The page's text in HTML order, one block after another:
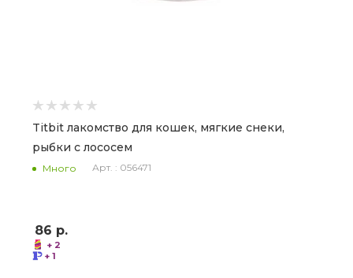
Titbit лакомство для кошек, мягкие снеки,
рыбки с лососем
Много Арт. : 056471
86 р.
+ 2
+ 1